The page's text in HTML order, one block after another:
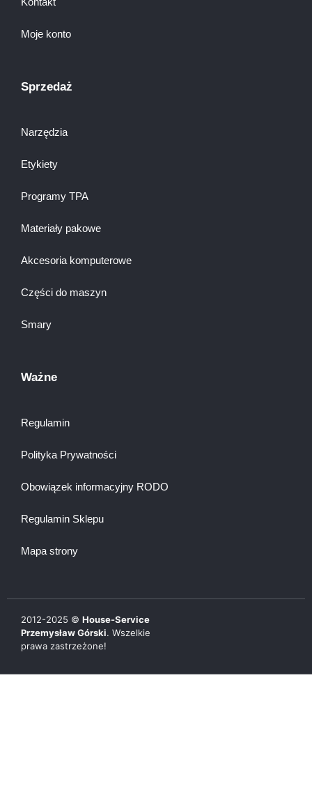
Moje konto
Sprzedaż
Narzędzia
Etykiety
Programy TPA
Materiały pakowe
Akcesoria komputerowe
Części do maszyn
Smary
Ważne
Regulamin
Polityka Prywatności
Obowiązek informacyjny RODO
Regulamin Sklepu
Mapa strony
2012-2025 © House-Service
Przemysław Górski. Wszelkie
prawa zastrzeżone!